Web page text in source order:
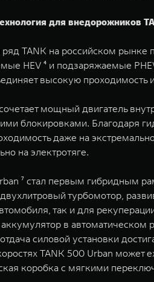
для внедорожников
TANK на российском рынке
HEV ⁴ и подзаряжаемые
высокую
мощный двигатель
блокировками. Благодаря
даже на
на электротяге.
⁷ стал первым гибридным
турбомотор,
так и для
аккумулятор в
силовой установки
TANK 500 Urban может
коробка с мягкими